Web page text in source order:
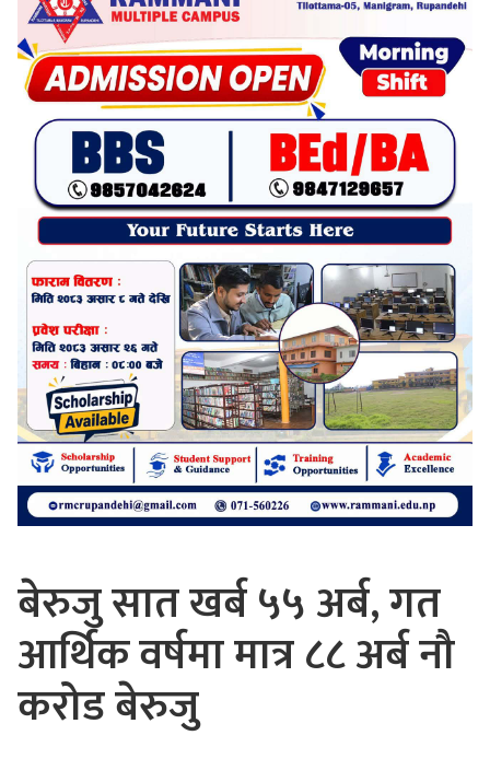
बेरुजु सात खर्ब ५५ अर्ब, गत
आर्थिक वर्षमा मात्र ८८ अर्ब नौ
करोड बेरुजु